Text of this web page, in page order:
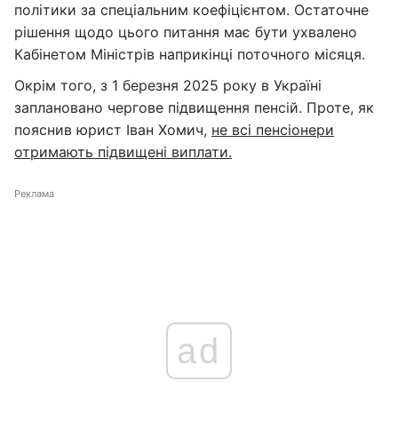
політики за спеціальним коефіцієнтом. Остаточне
рішення щодо цього питання має бути ухвалено
Кабінетом Міністрів наприкінці поточного місяця.
Окрім того, з 1 березня 2025 року в Україні
заплановано чергове підвищення пенсій. Проте, як
пояснив юрист Іван Хомич, не всі пенсіонери
отримають підвищені виплати.
Реклама
ad